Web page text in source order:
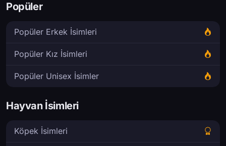
Popüler
Popüler Erkek İsimleri
Popüler Kız İsimleri
Popüler Unisex İsimler
Hayvan İsimleri
Köpek İsimleri